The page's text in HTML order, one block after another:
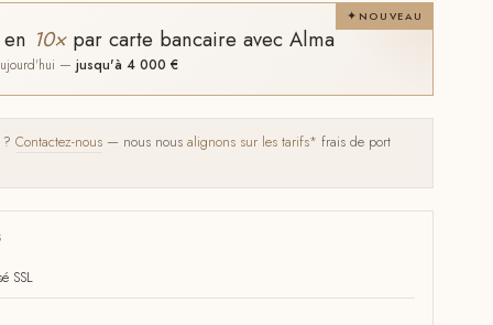
NOUVEAU
10×par carte bancaire avec Alma
— jusqu'à 4 000 €
Contactez-nous — nous nous alignons sur les tarifs* frais de port
SSL